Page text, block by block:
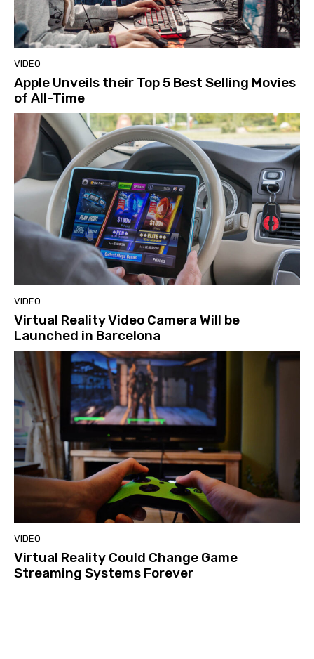
VIDEO
Apple Unveils their Top 5 Best Selling Movies
of All-Time
VIDEO
Virtual Reality Video Camera Will be
Launched in Barcelona
VIDEO
Virtual Reality Could Change Game
Streaming Systems Forever